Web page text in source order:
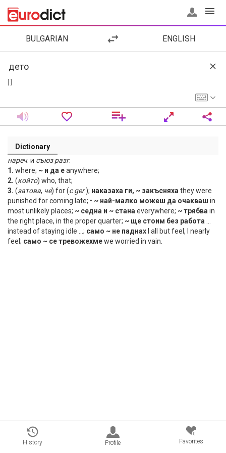
BULGARIAN ENGLISH
Dictionary
нареч. и съюз разг.
1. where; ~ и да еanywhere;
2. (който) who, that;
3. (затова, че) for (с ger.); наказаха ги, ~ закъсняха they were
punished for coming late; • ~ най-малко можеш да очакваш in
most unlikely places; ~ седна и ~ стана everywhere; ~ трябва in
the right place, in the proper quarter; ~ ще стоим без работа
instead of staying idle …; само ~ не паднах I all but feel, I nearly
feel; само ~ се тревожехмеwe worried in vain.
History Profile
0
Favorites